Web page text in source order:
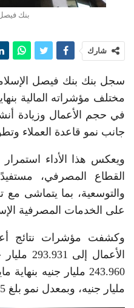
بنك
شارك
سجل بنك بنك فيصل
في حجم الأعمال وزيادة
جانب نمو قاعدة العملاء
ويعكس هذا الأداء
القطاع المصرفي،
والتوسعية، بما يتماشى
على الخدمات المصرفية
وكشفت مؤشرات نتائج
مليار جنيه، وبمعدل نمو بلغ 20.5%.